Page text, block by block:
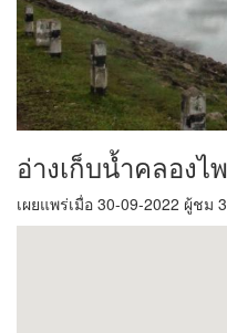
อ่างเก็บน้ำคลองไ
เผยแพร่เมื่อ 30-09-2022 ผู้ชม